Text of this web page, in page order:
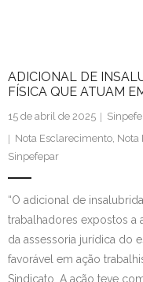
ADICIONAL DE
FÍSICA QUE ATUAM
15 de abril de 2025
Nota Esclarecimento, Nota
Sinpefepar
“O adicional de
trabalhadores expostos a
da assessoria jurídica do
favorável em ação
Sindicato. A ação teve